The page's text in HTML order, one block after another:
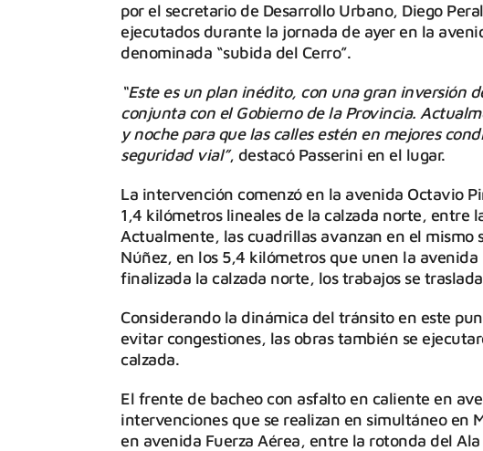
por el secretario de Desarrollo Urbano, Diego
ejecutados durante la jornada de ayer en la
denominada “subida del Cerro”.
“Este es un plan inédito, con una gran inversión
conjunta con el Gobierno de la Provincia.
y noche para que las calles estén en mejores
seguridad vial”, destacó Passerini en el lugar.
La intervención comenzó en la avenida Octavio
1,4 kilómetros lineales de la calzada norte, entre
Actualmente, las cuadrillas avanzan en el
Núñez, en los 5,4 kilómetros que unen la avenida
finalizada la calzada norte, los trabajos se
Considerando la dinámica del tránsito en este
evitar congestiones, las obras también se
calzada.
El frente de bacheo con asfalto en caliente en
intervenciones que se realizan en simultáneo en
en avenida Fuerza Aérea, entre la rotonda del